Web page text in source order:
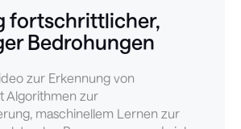
fortschrittlicher,
Bedrohungen
zur Erkennung von
Algorithmen zur
maschinellem Lernen zur